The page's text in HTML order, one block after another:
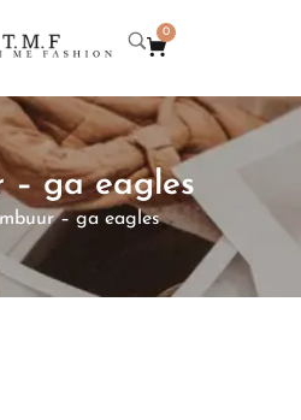
0
– ga eagles
– ga eagles